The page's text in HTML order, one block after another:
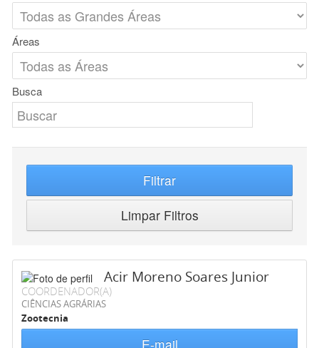
Áreas
Busca
Filtrar
Limpar Filtros
Acir Moreno Soares Junior
COORDENADOR(A)
CIÊNCIAS AGRÁRIAS
Zootecnia
E-mail